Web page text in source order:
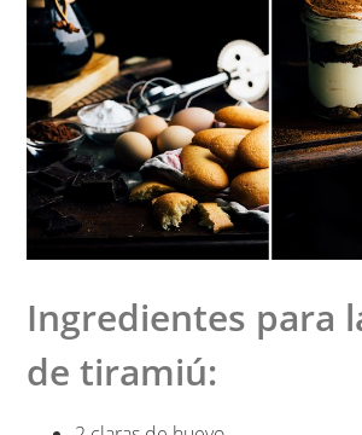
Ingredientes para
de tiramiú: